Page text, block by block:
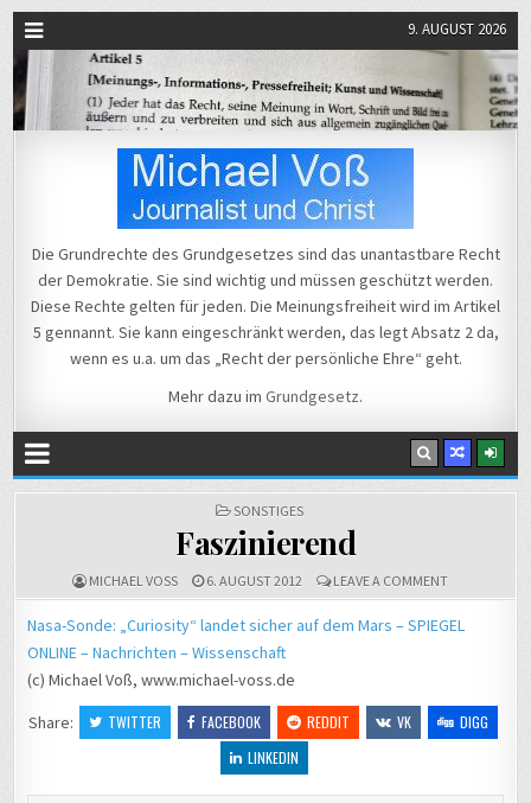
9. AUGUST 2026
Michael Voß
Die Grundrechte des Grundgesetzes sind das unantastbare Recht
der Demokratie. Sie sind wichtig und müssen geschützt werden.
Diese Rechte gelten für jeden. Die Meinungsfreiheit wird im Artikel
5 gennannt. Sie kann eingeschränkt werden, das legt Absatz 2 da,
wenn es u.a. um das „Recht der persönliche Ehre“ geht.
Mehr dazu im Grundgesetz.
POSTED
IN
SONSTIGES
Faszinierend
MICHAEL VOSS 6. AUGUST 2012 LEAVE A COMMENTON
Nasa-Sonde: „Curiosity“ landet sicher auf dem Mars – SPIEGEL
ONLINE – Nachrichten – Wissenschaft
(c) Michael Voß, www.michael-voss.de
Share:
TWITTER FACEBOOK REDDIT VK
DIGG
LINKEDIN